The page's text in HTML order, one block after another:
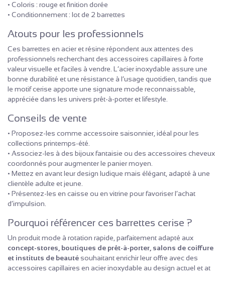
• Coloris : rouge et finition dorée
• Conditionnement : lot de 2 barrettes
Atouts pour les professionnels
Ces barrettes en acier et résine répondent aux attentes des
professionnels recherchant des accessoires capillaires à forte
valeur visuelle et faciles à vendre. L’acier inoxydable assure une
bonne durabilité et une résistance à l’usage quotidien, tandis que
le motif cerise apporte une signature mode reconnaissable,
appréciée dans les univers prêt-à-porter et lifestyle.
Conseils de vente
• Proposez-les comme accessoire saisonnier, idéal pour les
collections printemps-été.
• Associez-les à des bijoux fantaisie ou des accessoires cheveux
coordonnés pour augmenter le panier moyen.
• Mettez en avant leur design ludique mais élégant, adapté à une
clientèle adulte et jeune.
• Présentez-les en caisse ou en vitrine pour favoriser l’achat
d’impulsion.
Pourquoi référencer ces barrettes cerise ?
Un produit mode à rotation rapide, parfaitement adapté aux
concept-stores, boutiques de prêt-à-porter, salons de coiffure
et instituts de beauté souhaitant enrichir leur offre avec des
accessoires capillaires en acier inoxydable au design actuel et at